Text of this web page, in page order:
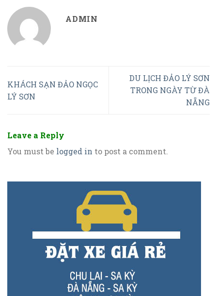
ADMIN
KHÁCH SẠN ĐẢO NGỌC
LÝ SƠN
DU LỊCH ĐẢO LÝ SƠN
TRONG NGÀY TỪ ĐÀ
NẴNG
Leave a Reply
You must be logged in to post a comment.